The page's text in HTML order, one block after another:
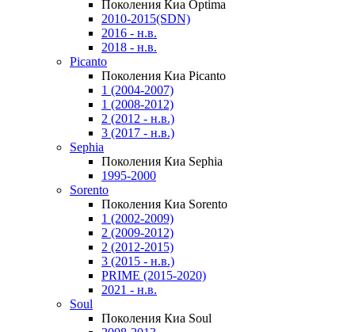
Поколения Киа Optima
2010-2015(SDN)
2016 - н.в.
2018 - н.в.
Picanto
Поколения Киа Picanto
1 (2004-2007)
1 (2008-2012)
2 (2012 - н.в.)
3 (2017 - н.в.)
Sephia
Поколения Киа Sephia
1995-2000
Sorento
Поколения Киа Sorento
1 (2002-2009)
2 (2009-2012)
2 (2012-2015)
3 (2015 - н.в.)
PRIME (2015-2020)
2021 - н.в.
Soul
Поколения Киа Soul